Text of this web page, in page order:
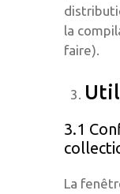
la
faire).
3.1
La